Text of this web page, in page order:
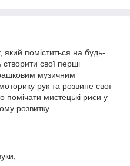
поміститься на будь-
свої перші
музичним
рук та розвине свої
помічати мистецькі риси у
розвитку.